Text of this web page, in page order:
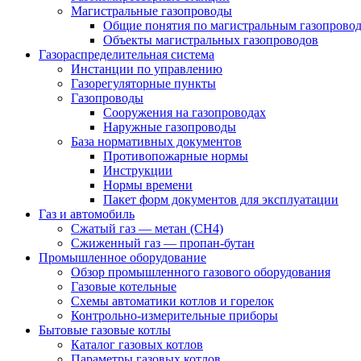
Магистральные газопроводы
Общие понятия по магистральным
Объекты магистральных газопроводов
Газораспределительная система
Инстанции по управлению
Газорегуляторные пункты
Газопроводы
Сооружения на газопроводах
Наружные газопроводы
База нормативных документов
Противопожарные нормы
Инструкции
Нормы времени
Пакет форм документов для эксплуатации
Газ и автомобиль
Сжатый газ — метан (CH4)
Сжиженный газ — пропан-бутан
Промышленное оборудование
Обзор промышленного газового оборудования
Газовые котельные
Схемы автоматики котлов и горелок
Контрольно-измерительные приборы
Бытовые газовые котлы
Каталог газовых котлов